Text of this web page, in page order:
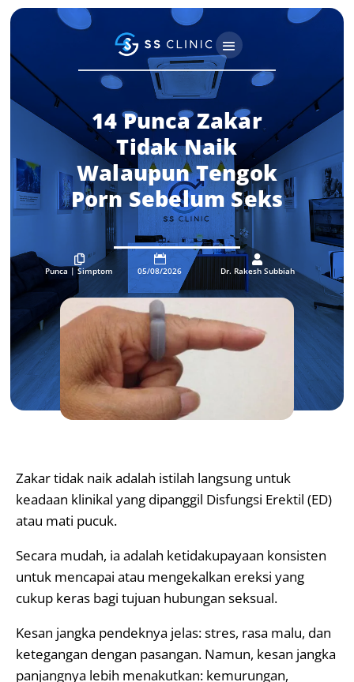
14 Punca Zakar
Tidak Naik
Walaupun Tengok
Porn Sebelum Seks

Punca |Simptom

05/08/2026

Dr. Rakesh Subbiah
Zakar tidak naik adalah istilah langsung untuk
keadaan klinikal yang dipanggil Disfungsi Erektil (ED)
atau mati pucuk.
Secara mudah, ia adalah ketidakupayaan konsisten
untuk mencapai atau mengekalkan ereksi yang
cukup keras bagi tujuan hubungan seksual.
Kesan jangka pendeknya jelas: stres, rasa malu, dan
ketegangan dengan pasangan. Namun, kesan jangka
panjangnya lebih menakutkan: kemurungan,